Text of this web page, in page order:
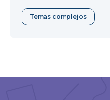
Temas complejos